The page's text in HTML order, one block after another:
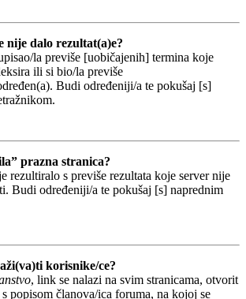
nije dalo rezultat(a)e?
la previše [uobičajenih] termina koje
ili si bio/la previše
Budi određeniji/a te pokušaj [s]
prazna stranica?
rezultiralo s previše rezultata koje server nije
Budi određeniji/a te pokušaj [s] naprednim
korisnike/ce?
, link se nalazi na svim stranicama, otvorit
s popisom članova/ica foruma, na kojoj se